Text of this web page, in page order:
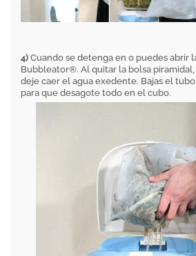
4) Cuando se detenga en 0 puedes abrir
Bubbleator®. Al quitar la bolsa
deje caer el agua exedente. Bajas el
para que desagote todo en el cubo.